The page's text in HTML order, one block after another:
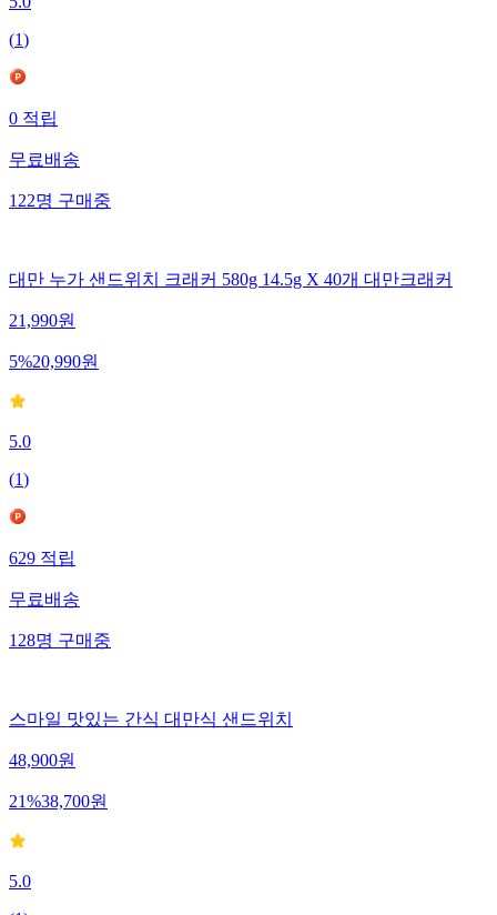
5.0
(1)
0적립
무료배송
122명구매중
대만 누가 샌드위치 크래커 580g 14.5g X 40개 대만크래커
21,990원
5%20,990원
5.0
(1)
629적립
무료배송
128명구매중
스마일 맛있는 간식 대만식 샌드위치
48,900원
21%38,700원
5.0